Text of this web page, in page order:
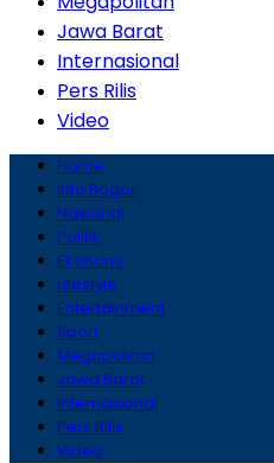
Jawa Barat
Internasional
Pers Rilis
Video
Home
Info Bogor
Nasional
Politik
Ekonomi
Lifestyle
Entertainment
Sport
Megapolitan
Jawa Barat
Internasional
Pers Rilis
Video